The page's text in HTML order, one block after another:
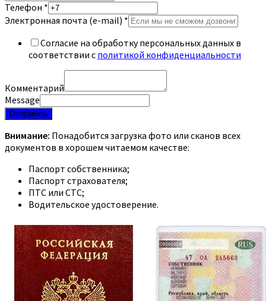
Телефон *
Электронная почта (e-mail) *
Согласие на обработку персональных данных в
соответствии с политикой конфиденциальности
Комментарий
Message
Отправить
Внимание: Понадобится загрузка фото или сканов всех
документов в хорошем читаемом качестве:
Паспорт собственника;
Паспорт страхователя;
ПТС или СТС;
Водительское удостоверение.